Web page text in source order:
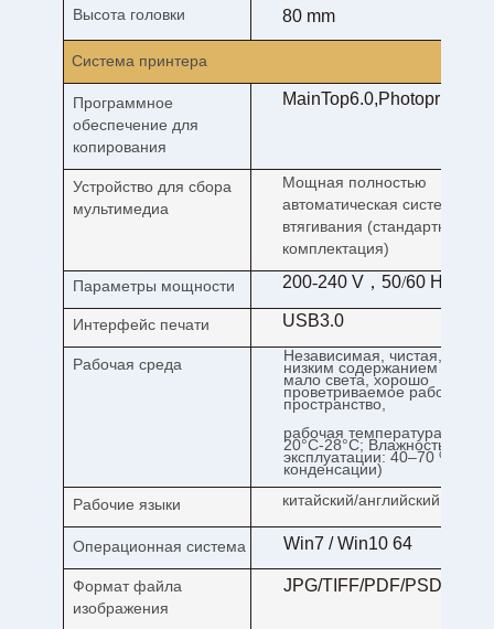
Высота головки 80 mm
Система принтера
Программное
обеспечение для
копирования
Устройство для сбора
мультимедиа
Мощная полностью
автоматическая система
втягивания (стандартная
комплектация)
Параметры мощности 200-240 V， 50/60 Hz
Интерфейс печати USB3.0
Рабочая среда Независимая, чистая, с
низким содержанием пыли,
мало света, хорошо
проветриваемое рабочее
пространство,
рабочая температура:
20°С-28°С; Влажность при
эксплуатации: 40–70 % (без
конденсации)
Рабочие языки
китайский/английский
Операционная система Win7 / Win10 64
Формат файла
изображения
JPG/TIFF/PDF/PSD